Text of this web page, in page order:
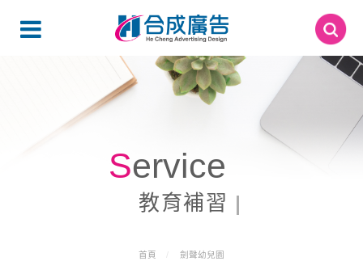
Service
教育補習
首頁 劍聲幼兒園